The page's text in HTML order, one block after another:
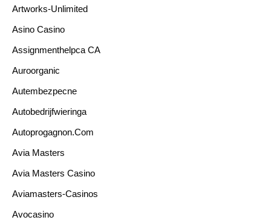
Artworks-Unlimited
Asino Casino
Assignmenthelpca CA
Auroorganic
Autembezpecne
Autobedrijfwieringa
Autoprogagnon.com
Avia Masters
Avia Masters Casino
Aviamasters-Casinos
Avocasino